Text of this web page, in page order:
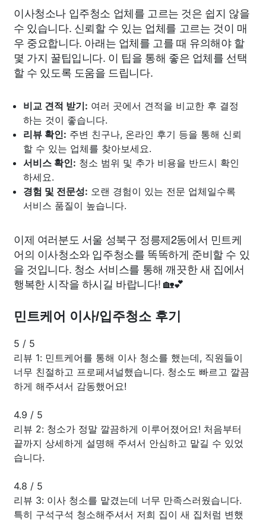
이사청소나 입주청소 업체를 고르는 것은 쉽지 않을
수 있습니다. 신뢰할 수 있는 업체를 고르는 것이 매
우 중요합니다. 아래는 업체를 고를 때 유의해야 할
몇 가지 꿀팁입니다. 이 팁을 통해 좋은 업체를 선택
할 수 있도록 도움을 드립니다.
비교 견적 받기: 여러 곳에서 견적을 비교한 후 결정
하는 것이 좋습니다.
리뷰 확인: 주변 친구나, 온라인 후기 등을 통해 신뢰
할 수 있는 업체를 찾아보세요.
서비스 확인: 청소 범위 및 추가 비용을 반드시 확인
하세요.
경험 및 전문성: 오랜 경험이 있는 전문 업체일수록
서비스 품질이 높습니다.
이제 여러분도 서울 성북구 정릉제2동에서 민트케
어의 이사청소와 입주청소를 똑똑하게 준비할 수 있
을 것입니다. 청소 서비스를 통해 깨끗한 새 집에서
행복한 시작을 하시길 바랍니다! 🏡💕
민트케어 이사/입주청소 후기
5 / 5
리뷰 1: 민트케어를 통해 이사 청소를 했는데, 직원들이
너무 친절하고 프로페셔널했습니다. 청소도 빠르고 깔끔
하게 해주셔서 감동했어요!
4.9 / 5
리뷰 2: 청소가 정말 깔끔하게 이루어졌어요! 처음부터
끝까지 상세하게 설명해 주셔서 안심하고 맡길 수 있었
습니다.
4.8 / 5
리뷰 3: 이사 청소를 맡겼는데 너무 만족스러웠습니다.
특히 구석구석 청소해주셔서 저희 집이 새 집처럼 변했